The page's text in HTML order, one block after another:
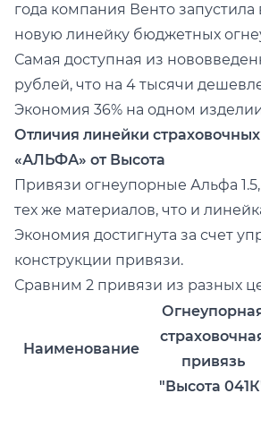
года компания Венто запустила
новую линейку бюджетных
Самая доступная из
рублей, что на 4 тысячи
Экономия 36% на одном
Отличия линейки
«АЛЬФА» от Высота
Привязи огнеупорные Альфа
тех же материалов, что и
Экономия достигнута за счет
конструкции привязи.
Сравним 2 привязи из разных
Наименование
привязь
"Высота